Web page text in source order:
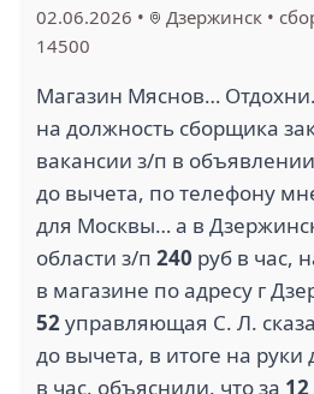
02.06.2026 • Дзержинск •
14500
Магазин Мяснов…
на должность сборщика
вакансии з/п в
до вычета, по телефону
для Москвы… а в
области з/п 240 руб в час,
в магазине по адресу г
52управляющая С. Л.
до вычета, в итоге на
в час, объяснили, что за 12